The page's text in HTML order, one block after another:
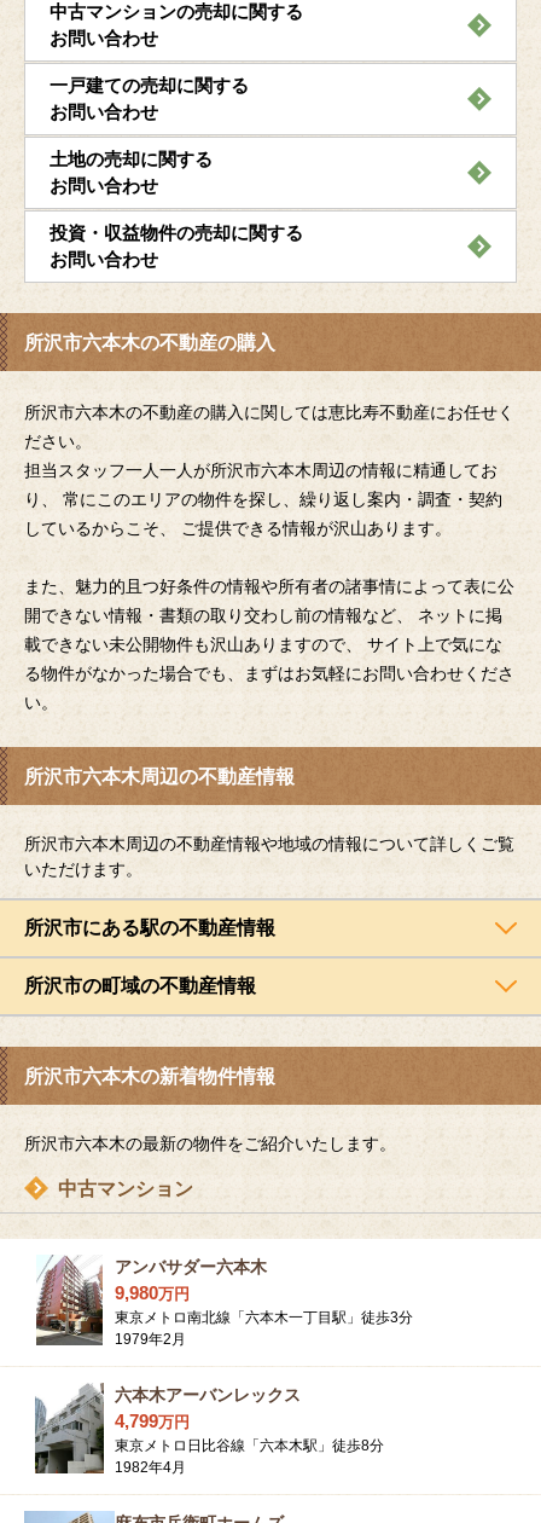
中古マンションの売却に関する
お問い合わせ
一戸建ての売却に関する
お問い合わせ
土地の売却に関する
お問い合わせ
投資・収益物件の売却に関する
お問い合わせ
所沢市六本木の不動産の購入
所沢市六本木の不動産の購入に関しては恵比寿不動産にお任せく
ださい。
担当スタッフ一人一人が所沢市六本木周辺の情報に精通してお
り、 常にこのエリアの物件を探し、繰り返し案内・調査・契約
しているからこそ、 ご提供できる情報が沢山あります。
また、魅力的且つ好条件の情報や所有者の諸事情によって表に公
開できない情報・書類の取り交わし前の情報など、 ネットに掲
載できない未公開物件も沢山ありますので、 サイト上で気にな
る物件がなかった場合でも、まずはお気軽にお問い合わせくださ
い。
所沢市六本木周辺の不動産情報
所沢市六本木周辺の不動産情報や地域の情報について詳しくご覧
いただけます。
所沢市にある駅の不動産情報
所沢市の町域の不動産情報
所沢市六本木の新着物件情報
所沢市六本木の最新の物件をご紹介いたします。
中古マンション
アンバサダー六本木
9,980万円
東京メトロ南北線「六本木一丁目駅」徒歩3分
1979年2月
六本木アーバンレックス
4,799万円
東京メトロ日比谷線「六本木駅」徒歩8分
1982年4月